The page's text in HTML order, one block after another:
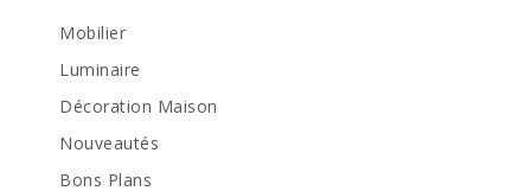
Mobilier
Luminaire
Décoration Maison
Nouveautés
Bons Plans